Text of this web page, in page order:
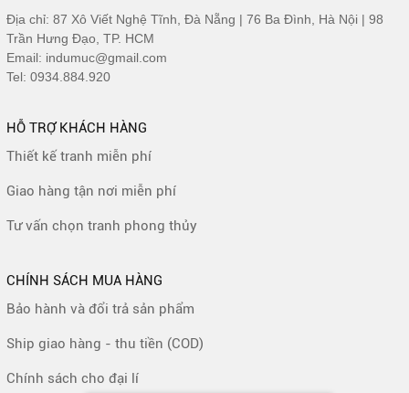
Địa chỉ: 87 Xô Viết Nghệ Tĩnh, Đà Nẵng | 76 Ba Đình, Hà Nội | 98
Trần Hưng Đạo, TP. HCM
Email: indumuc@gmail.com
Tel: 0934.884.920
HỖ TRỢ KHÁCH HÀNG
Thiết kế tranh miễn phí
Giao hàng tận nơi miễn phí
Tư vấn chọn tranh phong thủy
CHÍNH SÁCH MUA HÀNG
Bảo hành và đổi trả sản phẩm
Ship giao hàng - thu tiền (COD)
Chính sách cho đại lí